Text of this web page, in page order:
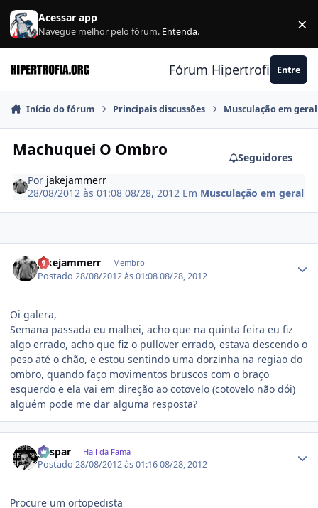
Ir para conteúdo
Acessar app
Navegue melhor pelo fórum. Entenda. ×
Fórum Hipertrofia.org
Entre
Início do fórum Principais discussões Musculação em geral
Machuquei O Ombro
Seguidores
Por jakejammerr
28/08/2012 às 01:0808/28, 2012 Em Musculação em geral
jakejammerr Membro
Postado28/08/2012 às 01:0808/28, 2012
Oi galera,
Semana passada eu malhei, acho que na quinta feira eu fiz
algo errado, acho que fiz o pullover errado, estava descendo o
peso até o chão, e estou sentindo uma dorzinha na regiao do
ombro, quando faço movimentos bruscos com o braço
esquerdo e ela vai em direção ao cotovelo (cotovelo não dói)
alguém pode me dar alguma resposta?
gaspar Hall da Fama
Postado28/08/2012 às 01:1608/28, 2012
Procure um ortopedista